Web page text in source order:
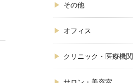
その他
オフィス
クリニック・医療機関